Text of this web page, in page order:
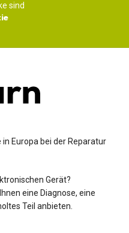
sind
Europa bei der Reparatur
Gerät?
eine Diagnose, eine
Teil anbieten.